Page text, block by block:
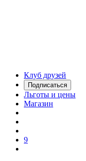
Клуб друзей
Подписаться
Льготы и цены
Магазин
9